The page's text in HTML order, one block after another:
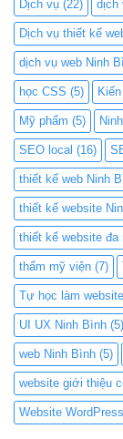
Dịch vụ (22) dịch
Dịch vụ thiết kế
dịch vụ web Ninh
học CSS (5)
Mỹ phẩm (5)
SEO local (16)
thiết kế web Ninh
thiết kế website
thiết kế website
thẩm mỹ viện (7)
Tự học làm
UI UX Ninh Bình (5)
web Ninh Bình (5)
website giới thiệu
Website WordPress